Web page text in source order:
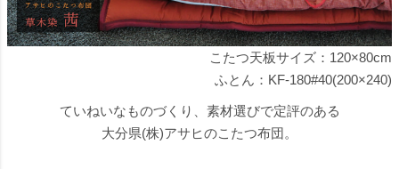
こたつ天板サイズ：120×80cm
ふとん： KF-180#40(200×240)
ていねいなものづくり、素材選びで定評のある
大分県(株)アサヒのこたつ布団。